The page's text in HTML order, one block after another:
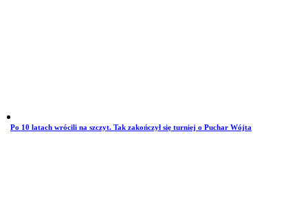
Po 10 latach wrócili na szczyt. Tak zakończył się turniej o Puchar Wójta